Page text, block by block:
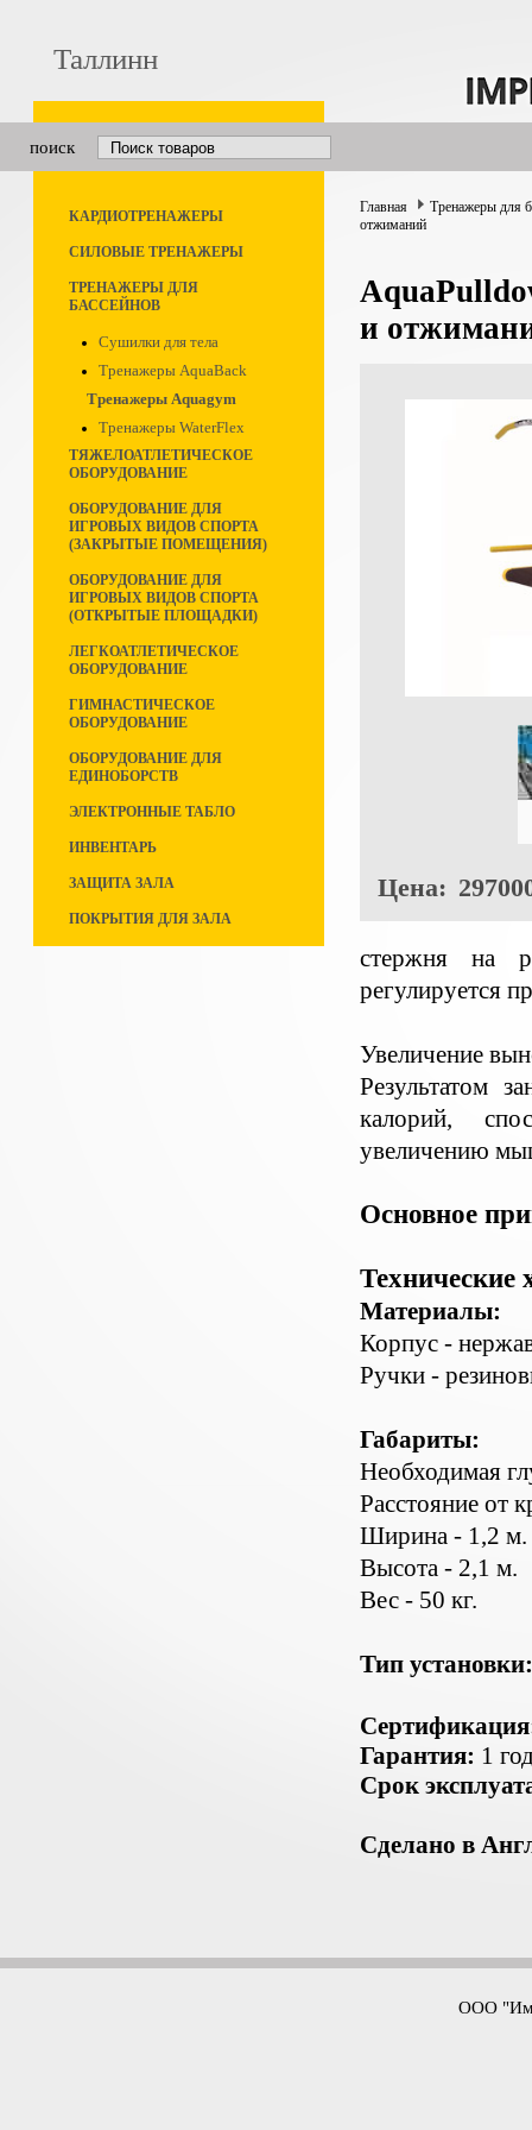
Таллинн
поиск
КАРДИОТРЕНАЖЕРЫ
СИЛОВЫЕ ТРЕНАЖЕРЫ
ТРЕНАЖЕРЫ ДЛЯ
БАССЕЙНОВ
Сушилки для тела
Тренажеры AquaBack
Тренажеры Aquagym
Тренажеры WaterFlex
ТЯЖЕЛОАТЛЕТИЧЕСКОЕ
ОБОРУДОВАНИЕ
ОБОРУДОВАНИЕ ДЛЯ
ИГРОВЫХ ВИДОВ СПОРТА
(ЗАКРЫТЫЕ ПОМЕЩЕНИЯ)
ОБОРУДОВАНИЕ ДЛЯ
ИГРОВЫХ ВИДОВ СПОРТА
(ОТКРЫТЫЕ ПЛОЩАДКИ)
ЛЕГКОАТЛЕТИЧЕСКОЕ
ОБОРУДОВАНИЕ
ГИМНАСТИЧЕСКОЕ
ОБОРУДОВАНИЕ
ОБОРУДОВАНИЕ ДЛЯ
ЕДИНОБОРСТВ
ЭЛЕКТРОННЫЕ ТАБЛО
ИНВЕНТАРЬ
ЗАЩИТА ЗАЛА
ПОКРЫТИЯ ДЛЯ ЗАЛА
Главная
Тренажеры для
отжиманий
и
Цена:
стержня на
регулируется
Увеличение
Результатом
калорий,
увеличению
Основное
Технические
Материалы:
Корпус -
Ручки -
Габариты:
Необходимая
Расстояние от
Ширина - 1,2 м.
Высота - 2,1 м.
Вес - 50 кг.
Тип
Гарантия: 1
Срок
Сделано в
ООО